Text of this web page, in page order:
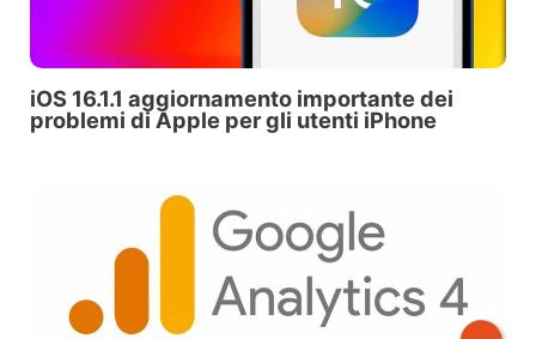
iOS 16.1.1 aggiornamento importante dei
problemi di Apple per gli utenti iPhone